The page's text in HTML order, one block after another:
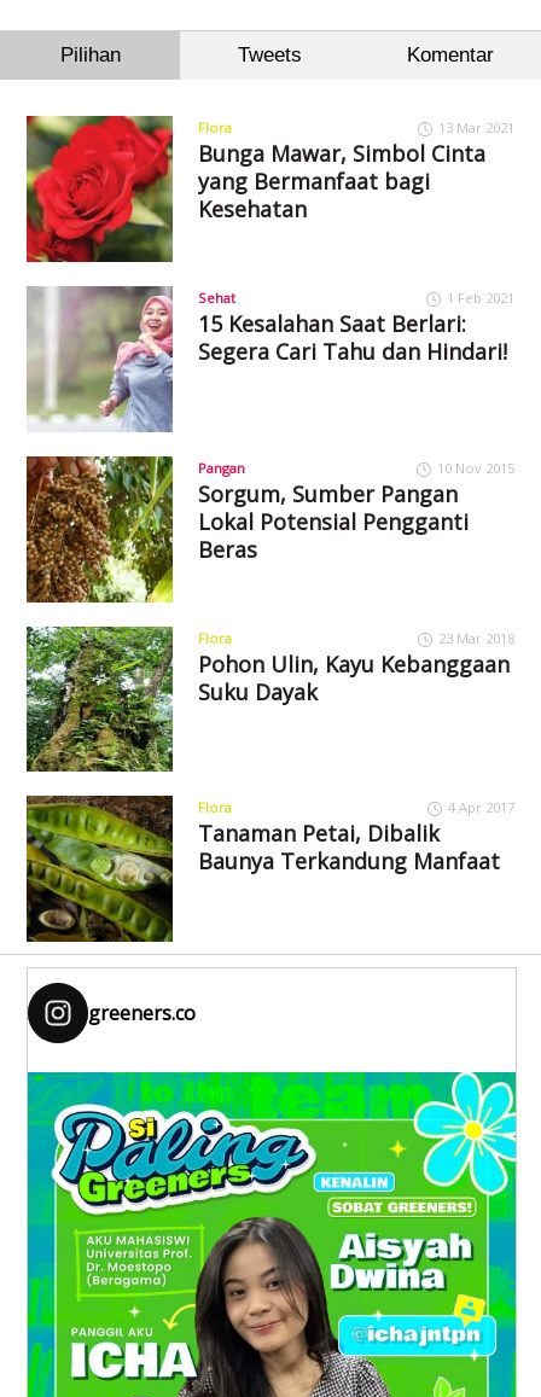
Pilihan Tweets Komentar
Flora 13 Mar 2021
Bunga Mawar, Simbol Cinta
yang Bermanfaat bagi
Kesehatan
Sehat 1 Feb 2021
15 Kesalahan Saat Berlari:
Segera Cari Tahu dan Hindari!
Pangan 10 Nov 2015
Sorgum, Sumber Pangan
Lokal Potensial Pengganti
Beras
Flora 23 Mar 2018
Pohon Ulin, Kayu Kebanggaan
Suku Dayak
Flora 4 Apr 2017
Tanaman Petai, Dibalik
Baunya Terkandung Manfaat
greeners.co